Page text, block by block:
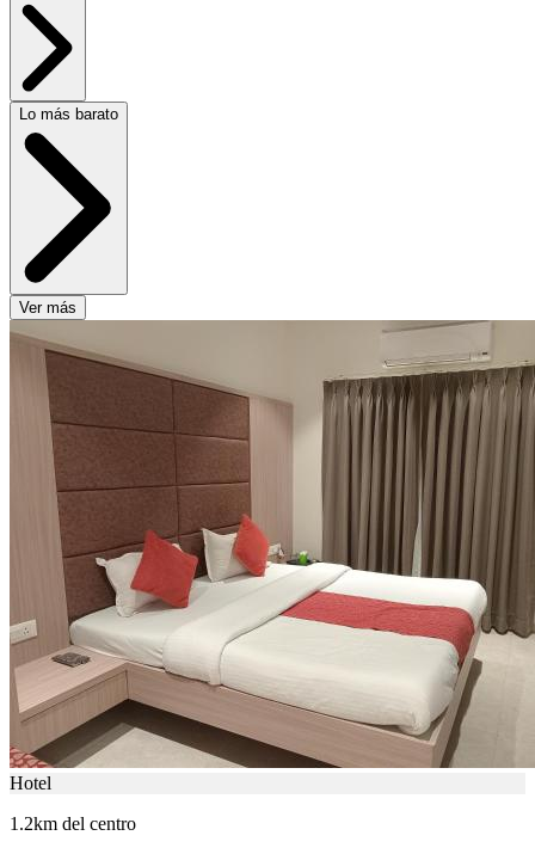
Lo más barato
Ver más
Hotel
1.2km del centro